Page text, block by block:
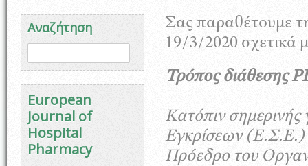
Αναζήτηση
Φόρμα αναζήτησης
European
Journal of
Hospital
Pharmacy
Σας παραθέτουμε
19/3/2020 σχετικά
Τρόπος διάθεσης
Κατόπιν
Εγκρίσεων (Ε.Σ.Ε.)
Πρόεδρο του